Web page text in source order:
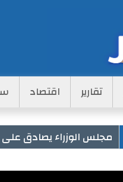
تقارير اقتصاد
مجلس الوزراء يصادق